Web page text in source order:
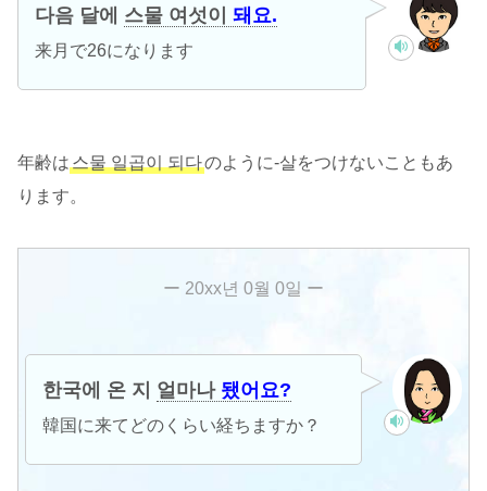
다음 달에 스물 여섯이 돼요.
来月で26になります
年齢は 스물 일곱이 되다のように-살をつけないこともあ
ります。
한국에 온 지 얼마나 됐어요?
韓国に来てどのくらい経ちますか？